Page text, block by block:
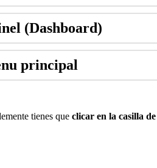
(Dashboard)
principal
tienes que clicar en la casilla de